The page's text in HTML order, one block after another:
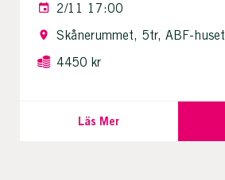
2/11 17:00
Skånerummet, 5tr, ABF-huset
4450 kr
Läs Mer